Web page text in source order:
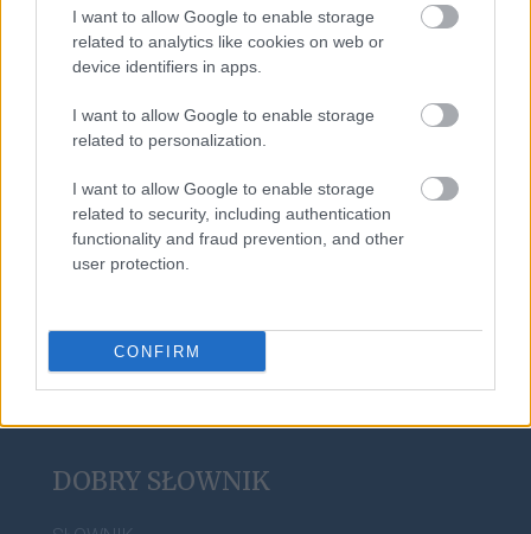
I want to allow Google to enable storage
related to analytics like cookies on web or
device identifiers in apps.
I want to allow Google to enable storage
related to personalization.
I want to allow Google to enable storage
related to security, including authentication
functionality and fraud prevention, and other
user protection.
CONFIRM
lastryko
kwarantanna
DOBRY SŁOWNIK